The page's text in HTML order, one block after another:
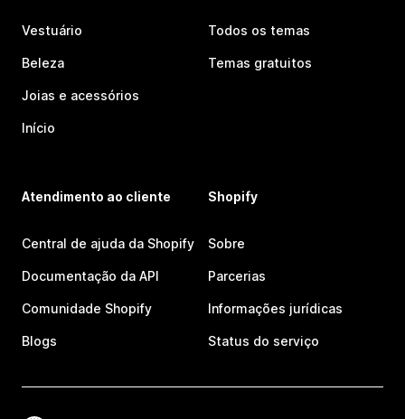
Vestuário
Beleza
Joias e acessórios
Início
Todos os temas
Temas gratuitos
Atendimento ao cliente
Central de ajuda da Shopify
Documentação da API
Comunidade Shopify
Blogs
Shopify
Sobre
Parcerias
Informações jurídicas
Status do serviço